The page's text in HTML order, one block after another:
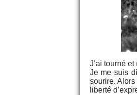
J’ai tourné
Je me suis
sourire.
liberté